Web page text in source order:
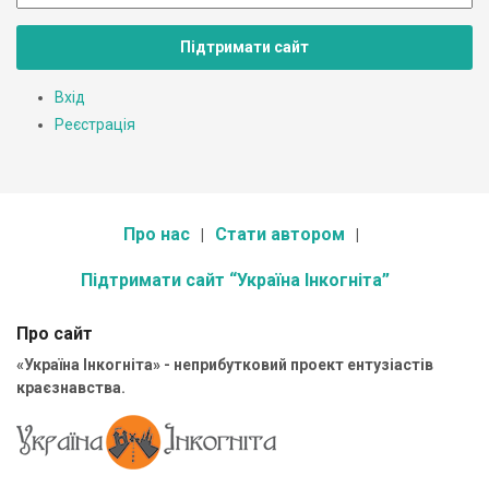
Підтримати сайт
Вхід
Реєстрація
Про нас Стати автором
Підтримати сайт “Україна Інкогніта”
Про сайт
«Україна Інкогніта» - неприбутковий проект ентузіастів
краєзнавства.